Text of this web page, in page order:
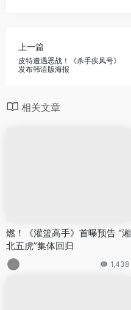
上一篇
皮特遭遇恶战！《杀手疾风号》
发布韩语版海报
相关文章
燃！《灌篮高手》首曝预告 “湘
北五虎”集体回归
1,438